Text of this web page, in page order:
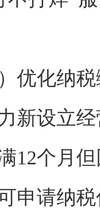
化纳税
设立经
12个月
申请纳